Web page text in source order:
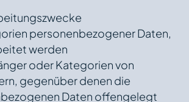
personenbezogener Daten,
werden
oder Kategorien von
gegenüber denen die
Daten offengelegt